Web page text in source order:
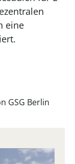
eine
GSG Berlin